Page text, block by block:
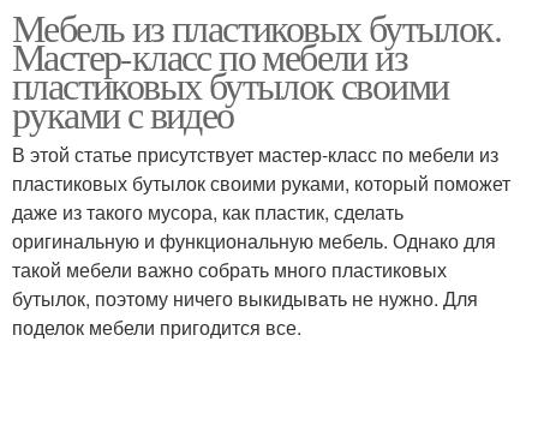
Мебель из пластиковых бутылок.
Мастер-класс по мебели из
пластиковых бутылок своими
руками с видео
В этой статье присутствует мастер-класс по мебели из
пластиковых бутылок своими руками, который поможет
даже из такого мусора, как пластик, сделать
оригинальную и функциональную мебель. Однако для
такой мебели важно собрать много пластиковых
бутылок, поэтому ничего выкидывать не нужно. Для
поделок мебели пригодится все.